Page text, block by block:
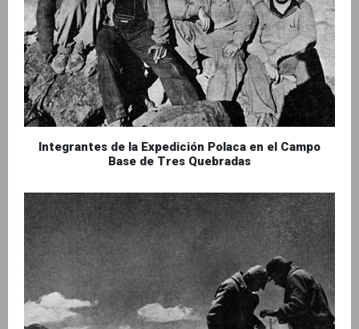
Integrantes de la Expedición Polaca en el Campo
Base de Tres Quebradas